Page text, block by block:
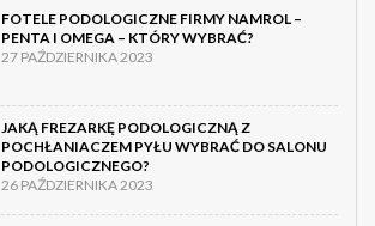
FOTELE PODOLOGICZNE FIRMY NAMROL –
PENTA I OMEGA – KTÓRY WYBRAĆ?
27 PAŹDZIERNIKA 2023
JAKĄ FREZARKĘ PODOLOGICZNĄ Z
POCHŁANIACZEM PYŁU WYBRAĆ DO SALONU
PODOLOGICZNEGO?
26 PAŹDZIERNIKA 2023